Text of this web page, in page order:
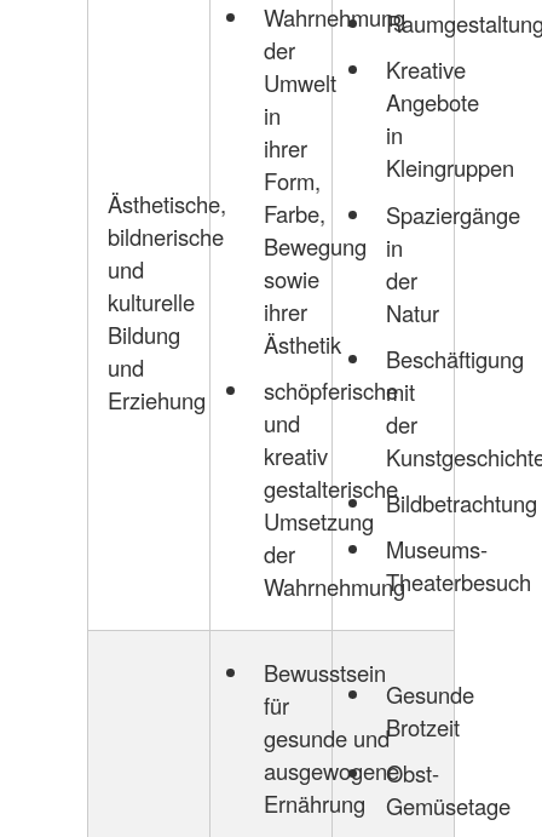
Ästhetische,
bildnerische
und
kulturelle
Bildung
und
Erziehung
Wahrnehmung
der
Umwelt
in
ihrer
Form,
Farbe,
Bewegung
sowie
ihrer
Ästhetik
schöpferische
und
kreativ
gestalterische
Umsetzung
der
Wahrnehmung
Kreative
Angebote
in
Kleingruppen
Spaziergänge
in
der
Natur
Beschäftigung
mit
der
Bildbetrachtung
Museums-
Theaterbesuch
Bewusstsein
für
gesunde und
ausgewogene
Ernährung
Gesunde
Brotzeit
Obst-
Gemüsetage